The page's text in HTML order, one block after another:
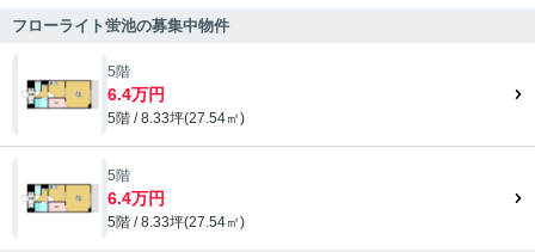
フローライト蛍池の募集中物件
5階
6.4万円
5階 / 8.33坪(27.54㎡)
5階
6.4万円
5階 / 8.33坪(27.54㎡)